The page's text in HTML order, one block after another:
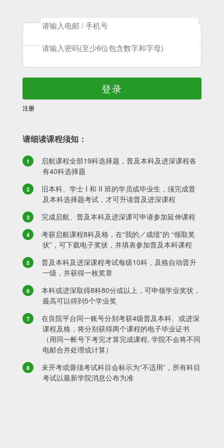
登录
注册
请细读课程须知：
启航课程全部19科选择题，普及本科及进深课程各
有40科选择题
旧本科、学士 I 和 II 班的学员或毕业生，须完成普
及本科选择题考试，才可升读普及进深课程
完成启航、普及本科及进深课可申请参加延伸课程
考获启航课程8科及格，在“我的／成绩”的 “领取奖
状”，可下载电子奖状，并填表参加普及本科课程
普及本科及进深课程考试每级10科，及格自动晋升
一级，并获得一枚奖章
本科或进深取得8科80分或以上，可申领学业奖状，
最高可以得到5个学业奖
在良院平台同一账号分别考获4级普及本科、或进深
课程及格，将分别获得两个课程的电子毕业证书
（用同一帐号下考完才算完成课程, 学院不会将不同
电邮合并处理或计算）
未开考或毋须考试科目会标示为“不适用”，所有科目
考试以最新学院消息公布为准